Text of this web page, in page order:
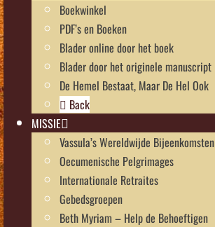
Boekwinkel
PDF’s en Boeken
Blader online door het boek
Blader door het originele manuscript
De Hemel Bestaat, Maar De Hel Ook
Back
MISSIE
Vassula’s Wereldwijde Bijeenkomsten
Oecumenische Pelgrimages
Internationale Retraites
Gebedsgroepen
Beth Myriam – Help de Behoeftigen